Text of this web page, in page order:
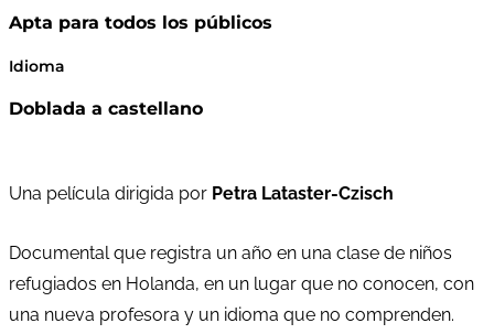
Apta para todos los públicos
Idioma
Doblada a castellano
Una película dirigida por Petra Lataster-Czisch
Documental que registra un año en una clase de niños
refugiados en Holanda, en un lugar que no conocen, con
una nueva profesora y un idioma que no comprenden.